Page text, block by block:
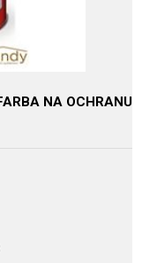
NA OCHRANU